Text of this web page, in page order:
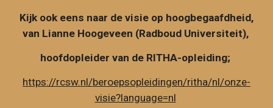
Kijk ook eens naar de visie op hoogbegaafdheid,
van Lianne Hoogeveen (Radboud Universiteit),
hoofdopleider van de RITHA-opleiding;
https://rcsw.nl/beroepsopleidingen/ritha/nl/onze-
visie?language=nl